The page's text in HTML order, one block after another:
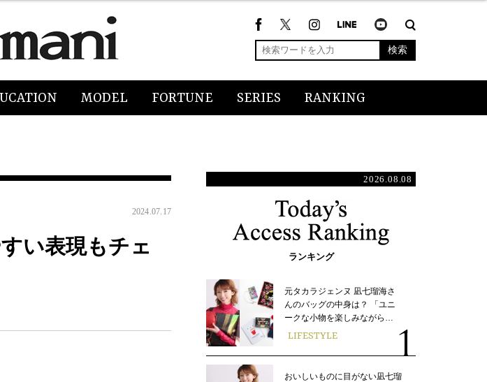
検索
MODEL FORTUNE SERIES RANKING
2024.07.17
い表現もチェ
2026.08.08
ランキング
元タカラジェンヌ 凪七瑠海さ
んのバッグの中身は？ 「ユニ
ークな小物を楽しみながら…
LIFESTYLE
おいしいものに目がない凪七瑠